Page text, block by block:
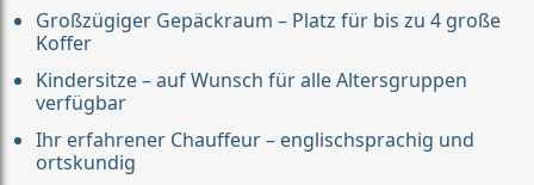
Großzügiger Gepäckraum – Platz für bis zu 4 große
Koffer
Kindersitze – auf Wunsch für alle Altersgruppen
verfügbar
Ihr erfahrener Chauffeur – englischsprachig und
ortskundig